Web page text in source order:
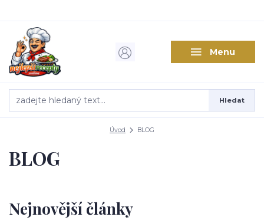
Menu
Hledat
Úvod BLOG
BLOG
Nejnovější články